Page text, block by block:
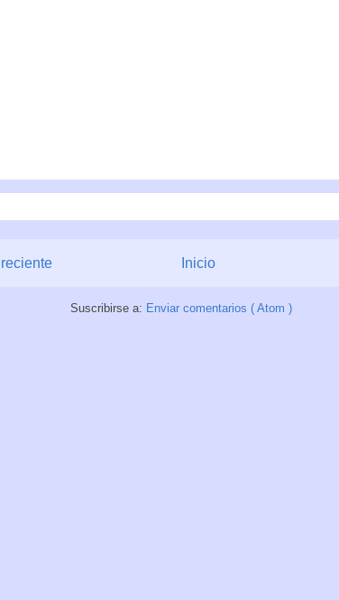
Inicio
Suscribirse a: Enviar comentarios ( Atom )